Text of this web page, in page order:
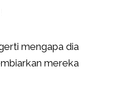
mengapa dia
mereka